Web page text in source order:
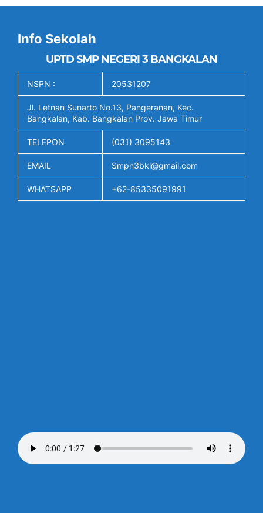
Info Sekolah
UPTD SMP NEGERI 3 BANGKALAN
NSPN : 20531207
Jl. Letnan Sunarto No.13, Pangeranan, Kec.
Bangkalan, Kab. Bangkalan Prov. Jawa Timur
TELEPON (031) 3095143
EMAIL Smpn3bkl@gmail.com
WHATSAPP +62-85335091991